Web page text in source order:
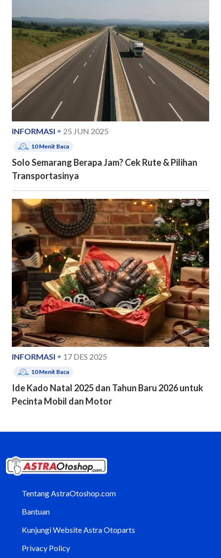
INFORMASI 25 JUN 2025
10Menit Baca
Solo Semarang Berapa Jam? Cek Rute & Pilihan
Transportasinya
INFORMASI 17 DES 2025
10Menit Baca
Ide Kado Natal 2025 dan Tahun Baru 2026 untuk
Pecinta Mobil dan Motor
Tentang AstraOtoshop.com
Bantuan
Kunjungi Website Astra Otoparts
Privacy Policy